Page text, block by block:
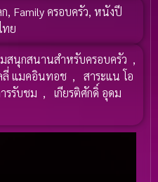
, Family ครอบครัว, หนังปี
ทย
สนุกสนานสำหรับครอบครัว ,
ลี่ แมคอินทอช ,
สาระแน โอ
รรับชม ,
เกียรติศักดิ์ อุดม